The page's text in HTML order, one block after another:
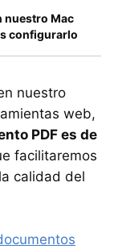
nuestro Mac
configurarlo
nuestro
web,
PDF es de
facilitaremos
calidad del